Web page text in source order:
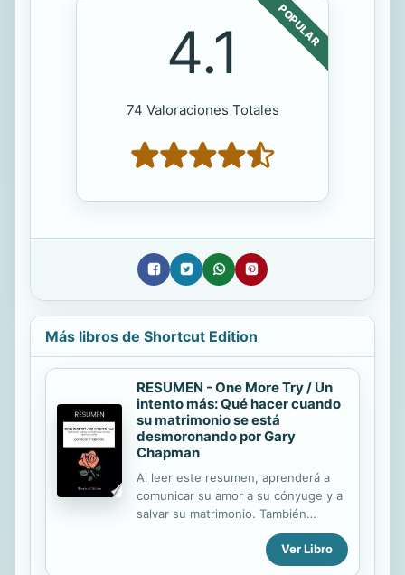
POPULAR
4.1
74 Valoraciones Totales
Más libros de Shortcut Edition
RESUMEN - One More Try / Un
intento más: Qué hacer cuando
su matrimonio se está
desmoronando por Gary
Chapman
Al leer este resumen, aprenderá a
comunicar su amor a su cónyuge y a
salvar su matrimonio. También
aprenderá : a reconocer las cinco
formas principales de expresar el
amor; a identificar su primer lenguaje
Ver Libro